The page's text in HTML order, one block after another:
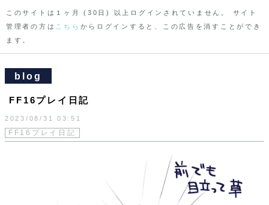
このサイトは１ヶ月 (30日) 以上ログインされていません。 サイト
管理者の方は こちら からログインすると、この広告を消すことができ
ます。
blog
FF16プレイ日記
2023/08/31 03:51
FF16プレイ日記